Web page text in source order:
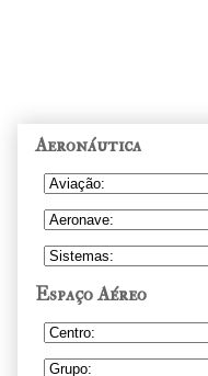
Aeronáutica
Espaço Aéreo